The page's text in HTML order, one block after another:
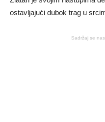
ostavljajući dubok trag u
Sadržaj se